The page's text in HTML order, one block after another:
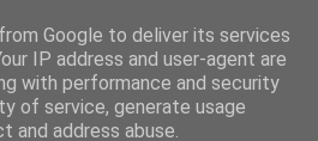
az életemből. Mosollyal,
Google to deliver its services
IP address and user-agent are
with performance and security
of service, generate usage
address abuse.